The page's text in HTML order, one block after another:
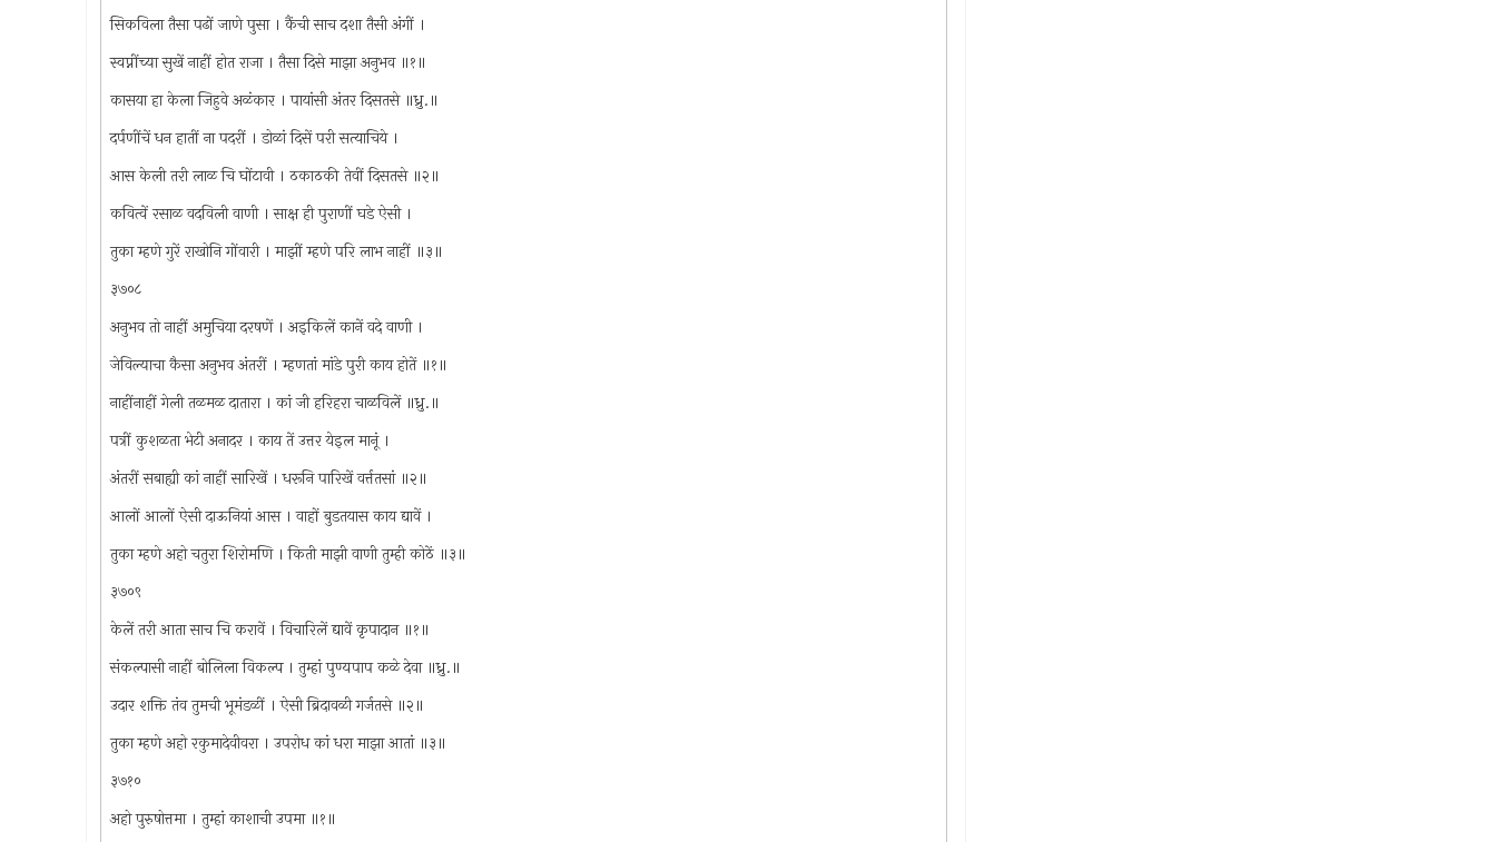
सिकविला तैसा पढों जाणे पुसा । कैंची साच दशा तैसी अंगीं ।
स्वप्नींच्या सुखें नाहीं होत राजा । तैसा दिसे माझा अनुभव ॥१॥
कासया हा केला जिहुवे अळंकार । पायांसी अंतर दिसतसे ॥ध्रु.॥
दर्पणींचें धन हातीं ना पदरीं । डोळां दिसें परी सत्याचिये ।
आस केली तरी लाळ चि घोंटावी । ठकाठकी तेवीं दिसतसे ॥२॥
कवित्वें रसाळ वदविली वाणी । साक्ष ही पुराणीं घडे ऐसी ।
तुका म्हणे गुरें राखोनि गोंवारी । माझीं म्हणे परि लाभ नाहीं ॥३॥
३७०८
अनुभव तो नाहीं अमुचिया दरषणें । अइकिलें कानें वदे वाणी ।
जेविल्याचा कैसा अनुभव अंतरीं । म्हणतां मांडे पुरी काय होतें ॥१॥
नाहींनाहीं गेली तळमळ दातारा । कां जी हरिहरा चाळविलें ॥ध्रु.॥
पत्रीं कुशळता भेटी अनादर । काय तें उत्तर येइल मानूं ।
अंतरीं सबाह्यी कां नाहीं सारिखें । धरूनि पारिखें वर्त्ततसां ॥२॥
आलों आलों ऐसी दाऊनियां आस । वाहों बुडतयास काय द्यावें ।
तुका म्हणे अहो चतुरा शिरोमणि । किती माझी वाणी तुम्ही कोठें ॥३॥
३७०९
केलें तरी आता साच चि करावें । विचारिलें द्यावें कृपादान ॥१॥
संकल्पासी नाहीं बोलिला विकल्प । तुम्हां पुण्यपाप कळे देवा ॥ध्रु.॥
उदार शक्ति तंव तुमची भूमंडळीं । ऐसी ब्रिदावळी गर्जतसे ॥२॥
तुका म्हणे अहो रकुमादेवीवरा । उपरोध कां धरा माझा आतां ॥३॥
३७१०
अहो पुरुषोत्तमा । तुम्हां काशाची उपमा ॥१॥